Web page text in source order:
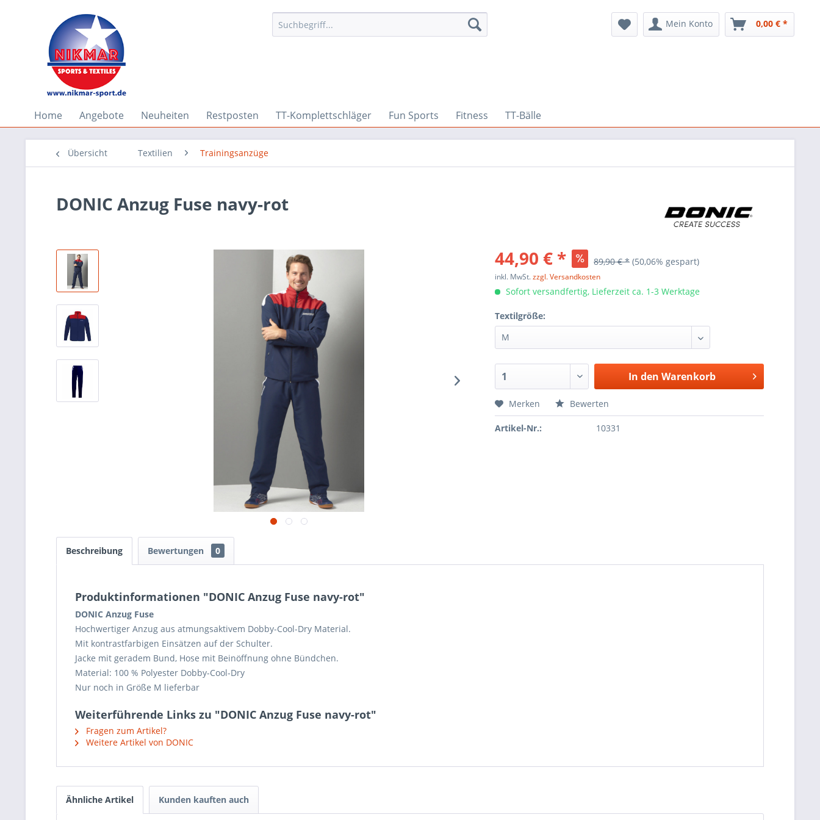
Mein Konto 0,00 € *
Home Angebote Neuheiten Restposten TT-Komplettschläger Fun Sports Fitness TT-Bälle
Übersicht Textilien Trainingsanzüge
DONIC Anzug Fuse navy-rot
44,90 € * 89,90 € * (50,06% gespart)
inkl. MwSt.zzgl. Versandkosten
Sofort versandfertig, Lieferzeit ca. 1-3 Werktage
Textilgröße:
In den Warenkorb
Merken Bewerten
Artikel-Nr.: 10331
Beschreibung Bewertungen 0
Produktinformationen "DONIC Anzug Fuse navy-rot"
DONIC Anzug Fuse
Hochwertiger Anzug aus atmungsaktivem Dobby-Cool-Dry Material.
Mit kontrastfarbigen Einsätzen auf der Schulter.
Jacke mit geradem Bund, Hose mit Beinöffnung ohne Bündchen.
Material: 100 % Polyester Dobby-Cool-Dry
Nur noch in Größe M lieferbar
Weiterführende Links zu "DONIC Anzug Fuse navy-rot"
Fragen zum Artikel?
Weitere Artikel von DONIC
Ähnliche Artikel Kunden kauften auch